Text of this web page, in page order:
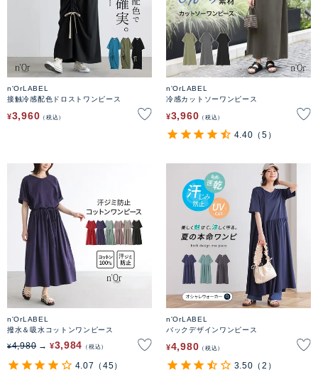
n'OrLABEL
接触冷感配色ドロストワンピース
¥3,960 税込
n'OrLABEL
冷感カットソーワンピース
¥3,960 税込
4.40 （5）
n'OrLABEL
撥水＆吸水コットンワンピース
¥4,980 ¥3,984 税込
4.07 （45）
n'OrLABEL
バックデザインワンピース
¥4,980 税込
3.50 （2）